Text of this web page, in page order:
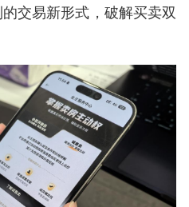
交易新形式，破解买卖双